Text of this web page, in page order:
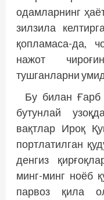
одамларнинг
зилзила
қопламаса-да,
нажот
тушганларни
Бу билан Ғарб
бутунлай
вақтлар Ироқ
портлатилган
денгиз
минг-минг ноёб
парвоз қила